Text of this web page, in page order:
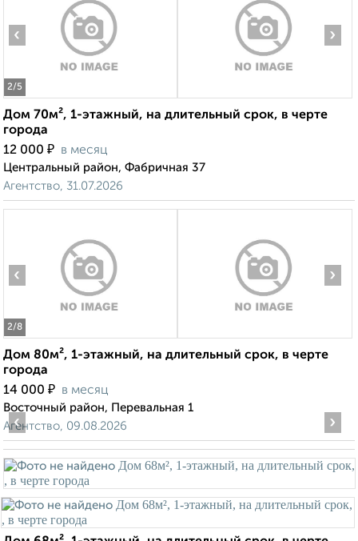
2/5
‹ ›
Дом 70м², 1-этажный, на длительный срок, в черте
города
12 000 ₽ в месяц
Центральный район, Фабричная 37
Агентство, 31.07.2026
2/8
‹ ›
Дом 80м², 1-этажный, на длительный срок, в черте
города
14 000 ₽ в месяц
Восточный район, Перевальная 1
Агентство, 09.08.2026
‹ ›